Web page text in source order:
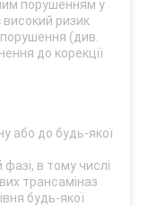
порушенням у
високий ризик
(див.
до корекції
або до будь-якої
в тому числі
трансаміназ
будь-якої